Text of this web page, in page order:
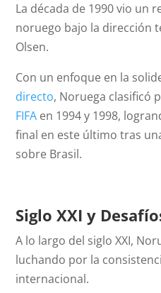
La década de 1990 vio un
noruego bajo la dirección
Olsen.
Con un enfoque en la
directo, Noruega clasificó
FIFA en 1994 y 1998,
final en este último tras
sobre Brasil.
Siglo XXI y
A lo largo del siglo XXI,
luchando por la
internacional.